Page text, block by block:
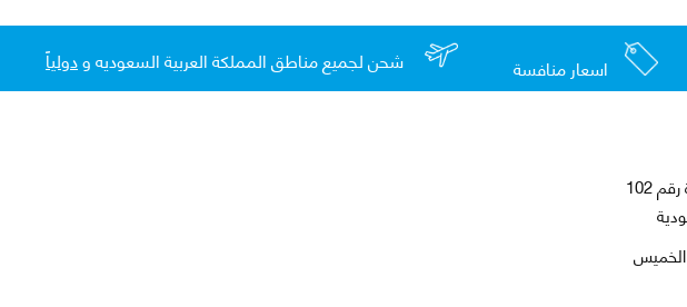
اسعار منافسة شحن لجميع مناطق المملكة العربية السعوديه ودولياً